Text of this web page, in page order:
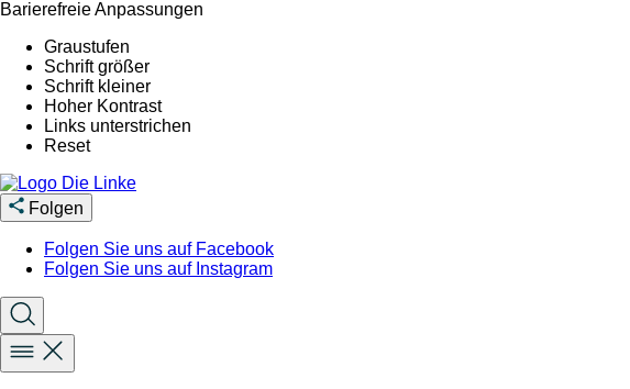
Barierefreie Anpassungen
Graustufen
Schrift größer
Schrift kleiner
Hoher Kontrast
Links unterstrichen
Reset
Folgen
Folgen Sie uns auf Facebook
Folgen Sie uns auf Instagram